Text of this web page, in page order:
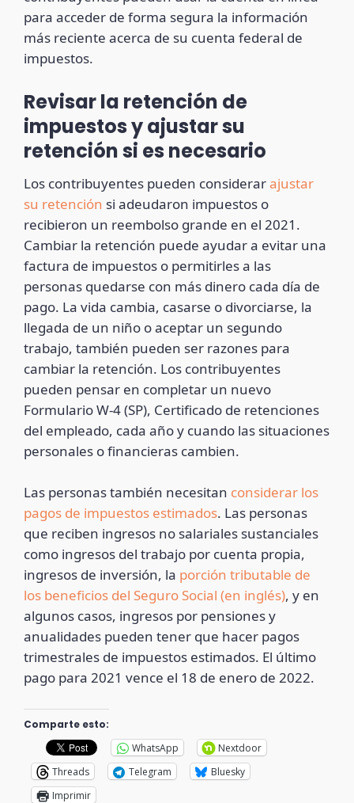
para acceder de forma segura la información
más reciente acerca de su cuenta federal de
impuestos.
Revisar la retención de
impuestos y ajustar su
retención si es necesario
Los contribuyentes pueden considerarajustar
su retención si adeudaron impuestos o
recibieron un reembolso grande en el 2021.
Cambiar la retención puede ayudar a evitar una
factura de impuestos o permitirles a las
personas quedarse con más dinero cada día de
pago. La vida cambia, casarse o divorciarse, la
llegada de un niño o aceptar un segundo
trabajo, también pueden ser razones para
cambiar la retención. Los contribuyentes
pueden pensar en completar un nuevo
Formulario W-4 (SP), Certificado de retenciones
del empleado, cada año y cuando las situaciones
personales o financieras cambien.
Las personas también necesitan considerar los
pagos de impuestos estimados. Las personas
que reciben ingresos no salariales sustanciales
como ingresos del trabajo por cuenta propia,
ingresos de inversión, la porción tributable de
los beneficios del Seguro Social (en inglés), y en
algunos casos, ingresos por pensiones y
anualidades pueden tener que hacer pagos
trimestrales de impuestos estimados. El último
pago para 2021 vence el 18 de enero de 2022.
Comparte esto:
WhatsApp
Nextdoor
Threads
Telegram
Bluesky
Imprimir